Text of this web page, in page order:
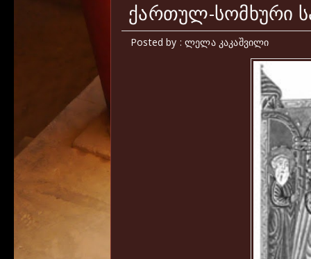
ქართულ-სომხური
Posted by : ლელა კაკაშვილი